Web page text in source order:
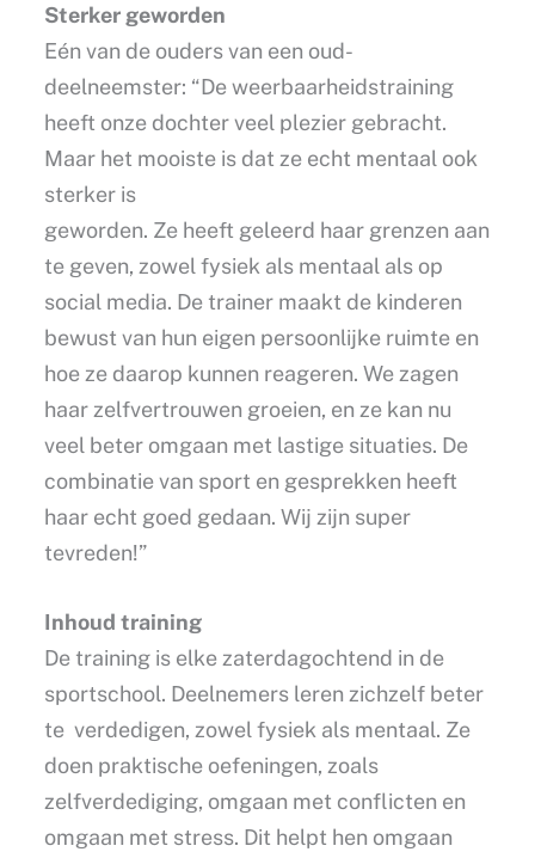
Sterker geworden
Eén van de ouders van een oud-
deelneemster: “De weerbaarheidstraining
heeft onze dochter veel plezier gebracht.
Maar het mooiste is dat ze echt mentaal ook
sterker is
geworden. Ze heeft geleerd haar grenzen aan
te geven, zowel fysiek als mentaal als op
social media. De trainer maakt de kinderen
bewust van hun eigen persoonlijke ruimte en
hoe ze daarop kunnen reageren. We zagen
haar zelfvertrouwen groeien, en ze kan nu
veel beter omgaan met lastige situaties. De
combinatie van sport en gesprekken heeft
haar echt goed gedaan. Wij zijn super
tevreden!”
Inhoud training
De training is elke zaterdagochtend in de
sportschool. Deelnemers leren zichzelf beter
te verdedigen, zowel fysiek als mentaal. Ze
doen praktische oefeningen, zoals
zelfverdediging, omgaan met conflicten en
omgaan met stress. Dit helpt hen omgaan